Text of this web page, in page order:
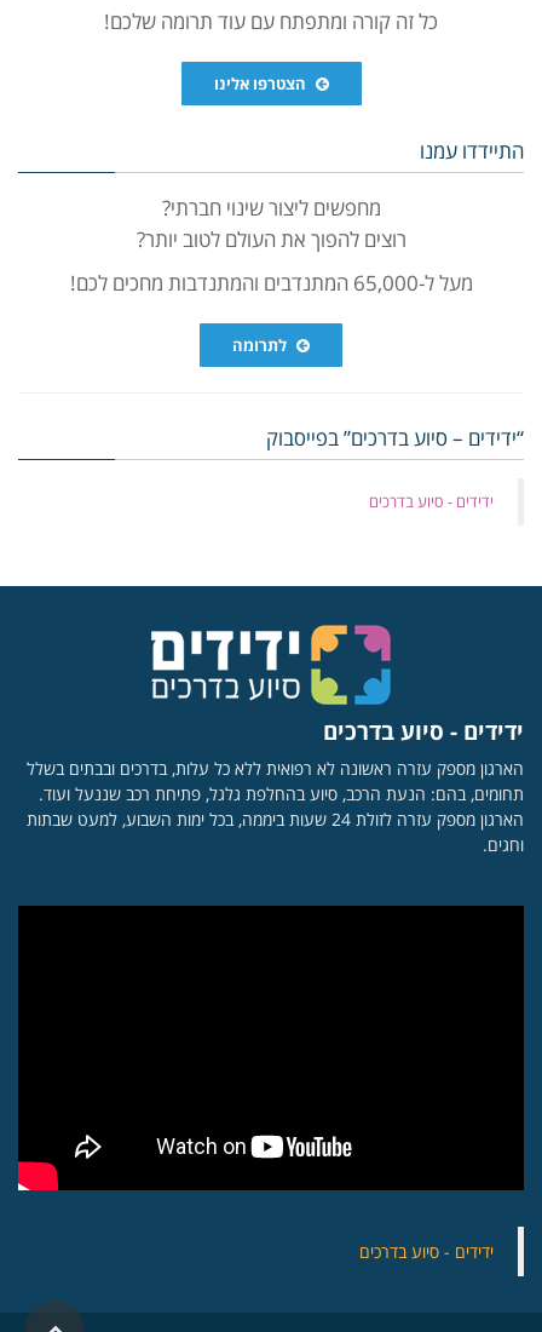
כל זה קורה ומתפתח עם עוד תרומה שלכם!
הצטרפו אלינו
התיידדו עמנו
מחפשים ליצור שינוי חברתי?
רוצים להפוך את העולם לטוב יותר?
מעל ל-65,000 המתנדבים והמתנדבות מחכים לכם!
לתרומה
“ידידים – סיוע בדרכים” בפייסבוק
‏ידידים - סיוע בדרכים
ידידים - סיוע בדרכים
הארגון מספק עזרה ראשונה לא רפואית ללא כל עלות, בדרכים ובבתים בשלל
תחומים, בהם: הנעת הרכב, סיוע בהחלפת גלגל, פתיחת רכב שננעל ועוד.
הארגון מספק עזרה לזולת 24 שעות ביממה, בכל ימות השבוע, למעט שבתות
וחגים.
‏ידידים - סיוע בדרכים